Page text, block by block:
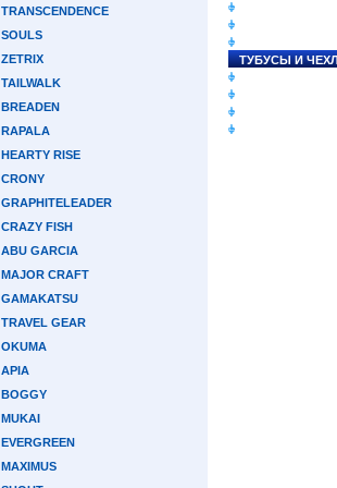
TRANSCENDENCE
SOULS
ZETRIX
TAILWALK
BREADEN
RAPALA
HEARTY RISE
CRONY
GRAPHITELEADER
CRAZY FISH
ABU GARCIA
MAJOR CRAFT
GAMAKATSU
TRAVEL GEAR
OKUMA
APIA
BOGGY
MUKAI
EVERGREEN
MAXIMUS
ТУБУСЫ И